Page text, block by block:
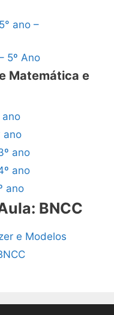
ano –
5º Ano
Matemática e
ano
ano
ano
ano
ano
BNCC
e Modelos